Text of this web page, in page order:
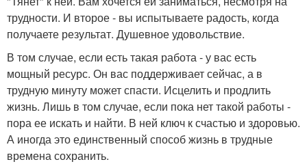
трудности. И второе - вы испытываете радость, когда
получаете результат. Душевное удовольствие.
В том случае, если есть такая работа - у вас есть
мощный ресурс. Он вас поддерживает сейчас, а в
трудную минуту может спасти. Исцелить и продлить
жизнь. Лишь в том случае, если пока нет такой работы -
пора ее искать и найти. В ней ключ к счастью и здоровью.
А иногда это единственный способ жизнь в трудные
времена сохранить.